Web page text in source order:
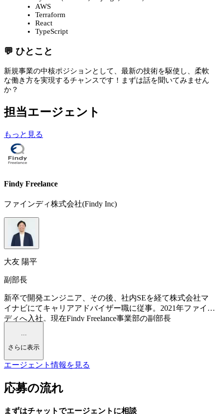
AWS
Terraform
React
TypeScript
💬 ひとこと
新規事業の中核ポジションとして、最新の技術を駆使し、柔軟
な働き方を実現するチャンスです！まずは話を聞いてみません
か？
担当エージェント
もっと見る
Findy Freelance
ファインディ株式会社(Findy Inc)
大友 陽平
副部長
新卒で開発エンジニア、その後、社内SEを経て株式会社マ
イナビにてキャリアアドバイザー職に従事。2021年ファイン
ディへ入社。現在Findy Freelance事業部の副部長
...
さらに表示
エージェント情報を見る
応募の流れ
まずはチャットでエージェント に相談